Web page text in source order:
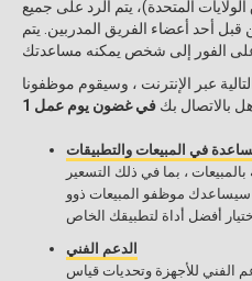
شرق الولايات المتحدة)، يتم الرد على جميع
قبل أحد أعضاء الفريق المدربين. يتم
عبر الإنترنت ، وسيقوم موظفونا
بالاتصال بك في غضون يوم عمل 1
في المبيعات والتطبيقات
، بما في ذلك التسعير
سيساعدك موظفو المبيعات ذوو
الدعم الفني
الفني للأجهزة وتحديات قياس